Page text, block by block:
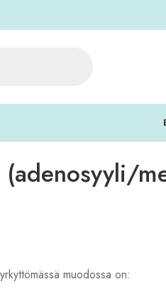
(adenosyyli/
muodossa on: